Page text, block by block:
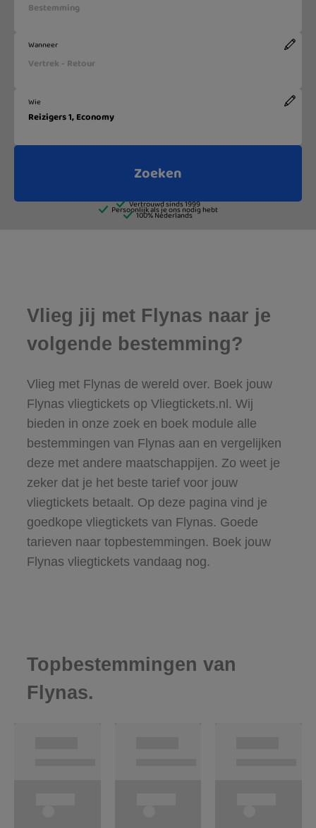
Vlieg jij met Flynas naar je
volgende bestemming?
Vlieg met Flynas de wereld over. Boek jouw
Flynas vliegtickets op Vliegtickets.nl. Wij
bieden in onze zoek en boek module alle
bestemmingen van Flynas aan en vergelijken
deze met andere maatschappijen. Zo weet je
zeker dat je het beste tarief voor jouw
vliegtickets betaalt. Op deze pagina vind je
goedkope vliegtickets van Flynas. Goede
tarieven naar topbestemmingen. Boek jouw
Flynas vliegtickets vandaag nog.
Topbestemmingen van
Flynas.